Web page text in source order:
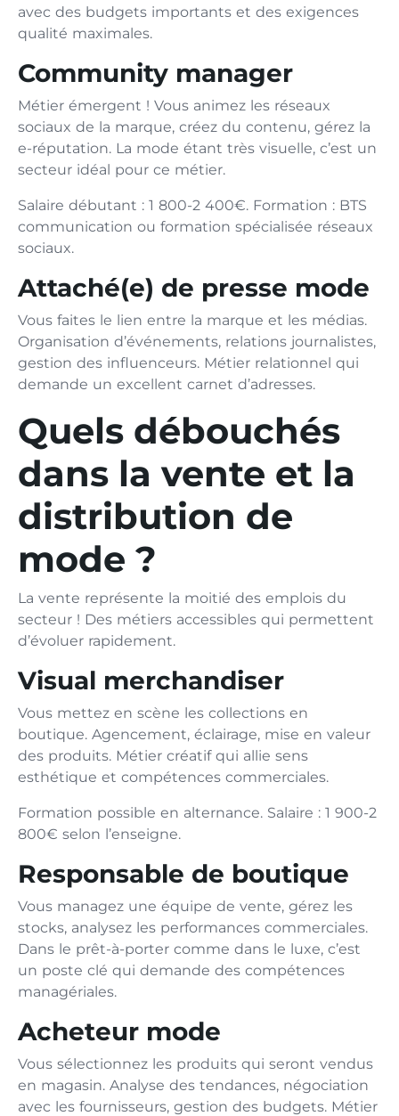
avec des budgets importants et des exigences
qualité maximales.
Community manager
Métier émergent ! Vous animez les réseaux
sociaux de la marque, créez du contenu, gérez la
e-réputation. La mode étant très visuelle, c’est un
secteur idéal pour ce métier.
Salaire débutant : 1 800-2 400€. Formation : BTS
communication ou formation spécialisée réseaux
sociaux.
Attaché(e) de presse mode
Vous faites le lien entre la marque et les médias.
Organisation d’événements, relations journalistes,
gestion des influenceurs. Métier relationnel qui
demande un excellent carnet d’adresses.
Quels débouchés
dans la vente et la
distribution de
mode ?
La vente représente la moitié des emplois du
secteur ! Des métiers accessibles qui permettent
d’évoluer rapidement.
Visual merchandiser
Vous mettez en scène les collections en
boutique. Agencement, éclairage, mise en valeur
des produits. Métier créatif qui allie sens
esthétique et compétences commerciales.
Formation possible en alternance. Salaire : 1 900-2
800€ selon l’enseigne.
Responsable de boutique
Vous managez une équipe de vente, gérez les
stocks, analysez les performances commerciales.
Dans le prêt-à-porter comme dans le luxe, c’est
un poste clé qui demande des compétences
managériales.
Acheteur mode
Vous sélectionnez les produits qui seront vendus
en magasin. Analyse des tendances, négociation
avec les fournisseurs, gestion des budgets. Métier